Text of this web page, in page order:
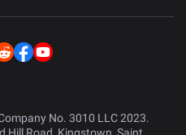
No. 3010 LLC 2023.